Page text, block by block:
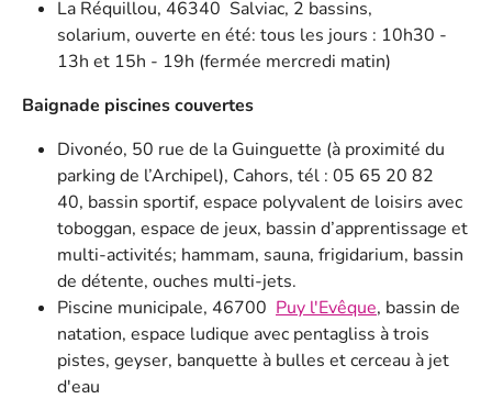
La Réquillou, 46340 Salviac, 2 bassins,
solarium, ouverte en été: tous les jours : 10h30 -
13h et 15h - 19h (fermée mercredi matin)
Baignade piscines couvertes
Divonéo, 50 rue de la Guinguette (à proximité du
parking de l’Archipel), Cahors, tél : 05 65 20 82
40, bassin sportif, espace polyvalent de loisirs avec
toboggan, espace de jeux, bassin d’apprentissage et
multi-activités; hammam, sauna, frigidarium, bassin
de détente, ouches multi-jets.
Piscine municipale, 46700 Puy l'Evêque, bassin de
natation, espace ludique avec pentagliss à trois
pistes, geyser, banquette à bulles et cerceau à jet
d'eau